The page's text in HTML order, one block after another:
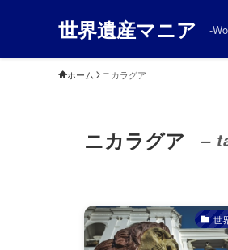
世界遺産マニア -
ホーム ニカラグア
ニカラグア –
世